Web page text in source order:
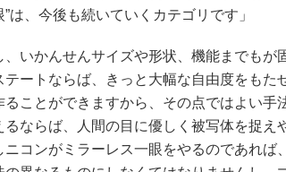
”は、今後も続いていくカテゴリです」
、いかんせんサイズや形状、機能までもが
テートならば、きっと大幅な自由度をもた
ることができますから、その点ではよい手
るならば、人間の目に優しく被写体を捉え
ニコンがミラーレス一眼をやるのであれば